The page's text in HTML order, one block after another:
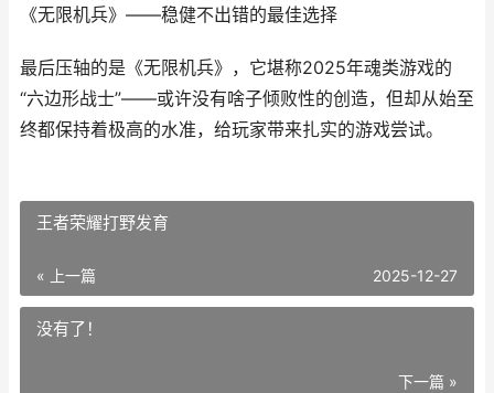
《无限机兵》——稳健不出错的最佳选择
最后压轴的是《无限机兵》，它堪称2025年魂类游戏的
“六边形战士”——或许没有啥子倾败性的创造，但却从始至
终都保持着极高的水准，给玩家带来扎实的游戏尝试。
王者荣耀打野发育
« 上一篇 2025-12-27
没有了！
下一篇 »